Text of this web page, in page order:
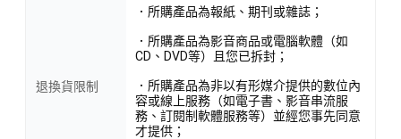
退換貨限制
．所購產品為報紙、期刊或雜誌；
．所購產品為影音商品或電腦軟體（如
CD、DVD等）且您已拆封；
．所購產品為非以有形媒介提供的數位內
容或線上服務（如電子書、影音串流服
務、訂閱制軟體服務等）並經您事先同意
才提供；